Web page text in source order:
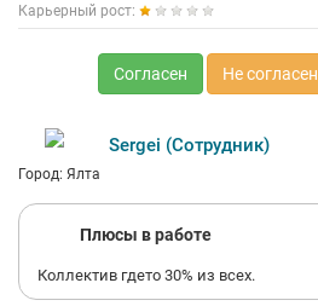
Карьерный рост:
Согласен Не согласен
Sergei (Сотрудник)
Город: Ялта
Плюсы в работе
Коллектив гдето 30% из всех.